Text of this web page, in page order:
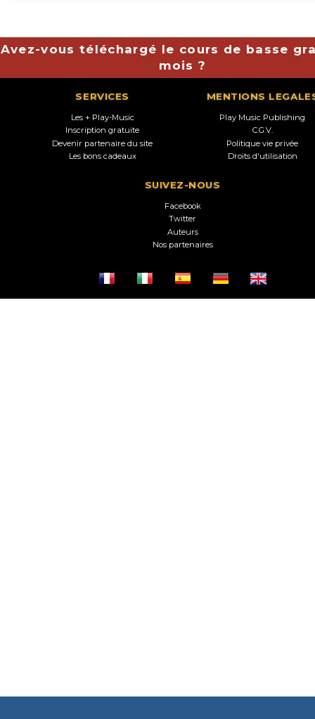
Avez-vous téléchargé le cours de basse
mois ?
SERVICES
Les + Play-Music
Inscription gratuite
Devenir partenaire du site
Les bons cadeaux
MENTIONS
Play Music Publishing
C.G.V.
Politique vie privée
Droits d'utilisation
SUIVEZ-NOUS
Facebook
Twitter
Auteurs
Nos partenaires